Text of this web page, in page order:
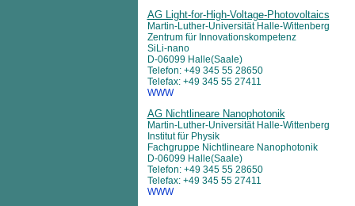
AG Light-for-High-Voltage-Photovoltaics
Martin-Luther-Universität Halle-Wittenberg
Zentrum für Innovationskompetenz
SiLi-nano
D-06099 Halle(Saale)
Telefon: +49 345 55 28650
Telefax: +49 345 55 27411
WWW
AG Nichtlineare Nanophotonik
Martin-Luther-Universität Halle-Wittenberg
Institut für Physik
Fachgruppe Nichtlineare Nanophotonik
D-06099 Halle(Saale)
Telefon: +49 345 55 28650
Telefax: +49 345 55 27411
WWW